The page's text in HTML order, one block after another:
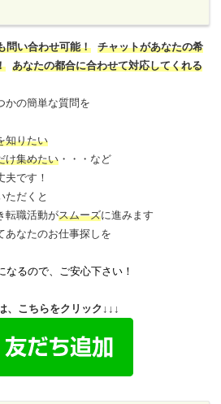
問い合わせ可能！ チャットがあなたの希
あなたの都合に合わせて対応してくれる
かの簡単な質問を
知りたい
け集めたい ・・・など
夫です！
ただくと
転職活動がスムーズに進みます
あなたのお仕事探しを
なるので、ご安心下さい！
、こちらをクリック↓↓↓